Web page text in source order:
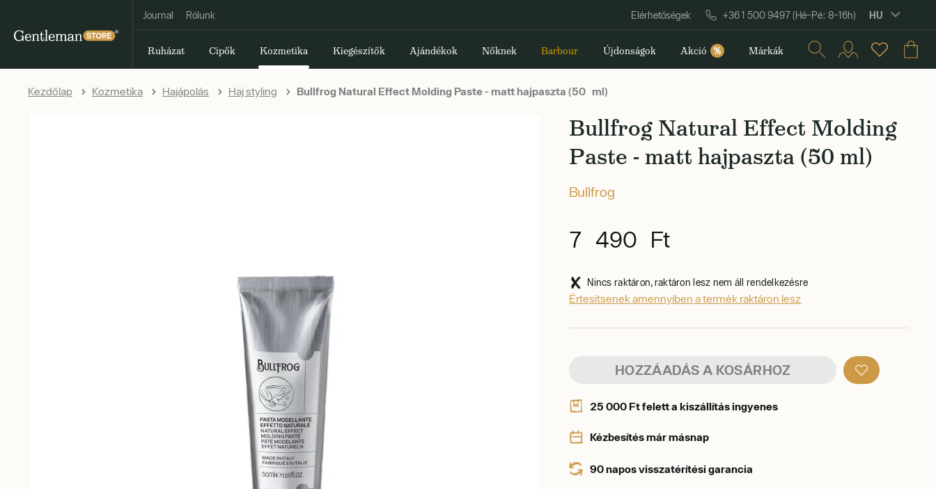
Journal Rólunk Elérhetőségek +36 1 500 9497 (Hé–Pé: 8–16h) HU
Ruházat Cipők Kozmetika Kiegészítők Ajándékok Nőknek Barbour Újdonságok Akció % Márkák
Kezdőlap Kozmetika Hajápolás Haj styling Bullfrog Natural Effect Molding Paste - matt hajpaszta (50 ml)
Bullfrog Natural Effect Molding
Paste - matt hajpaszta (50 ml)
Bullfrog
7 490 Ft
Nincs raktáron, raktáron lesz nem áll rendelkezésre
Értesítsenek amennyiben a termék raktáron lesz
HOZZÁADÁS A KOSÁRHOZ
25 000 Ft felett a kiszállítás ingyenes
Kézbesítés már másnap
90 napos visszatérítési garancia